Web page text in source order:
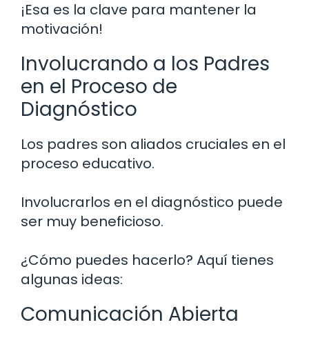
¡Esa es la clave para mantener la
motivación!
Involucrando a los Padres
en el Proceso de
Diagnóstico
Los padres son aliados cruciales en el
proceso educativo.
Involucrarlos en el diagnóstico puede
ser muy beneficioso.
¿Cómo puedes hacerlo? Aquí tienes
algunas ideas:
Comunicación Abierta